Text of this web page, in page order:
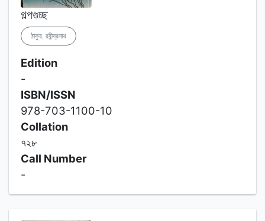
গল্পগুচ্ছ
ঠাকুর, রবীন্দ্রনাথ
Edition
-
ISBN/ISSN
978-703-1100-10
Collation
৭২৮
Call Number
-